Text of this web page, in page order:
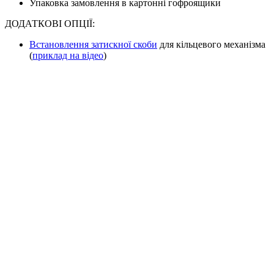
Упаковка замовлення в картонні гофроящики
ДОДАТКОВІ ОПЦІЇ:
Встановлення затискної скоби для кільцевого механізма
(приклад на відео)